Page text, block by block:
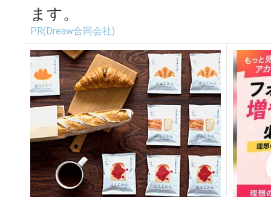
ます。
PR(Dreaw合同会社)